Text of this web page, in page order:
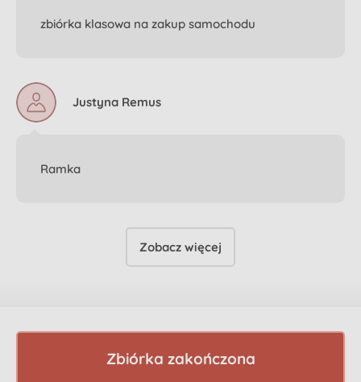
zbiórka klasowa na zakup samochodu
Justyna Remus
Ramka
Zobacz więcej
Zbiórka zakończona